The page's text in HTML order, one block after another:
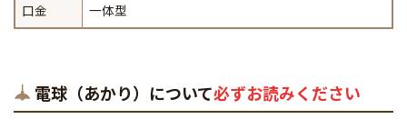
口金
一体型
電球（あかり）について必ずお読みください